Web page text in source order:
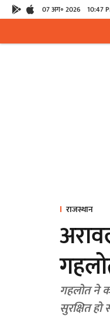
07 अग॰ 2026 10:47
राजस्थान
गहलोत ने
सुरक्षित